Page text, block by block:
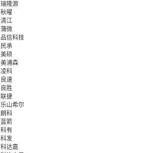
瑞隆源
秋曜
清江
蒲微
品信科技
民承
美硕
美浦森
凌科
良速
良胜
联捷
乐山希尔
朗科
蓝箭
科有
科发
科达嘉